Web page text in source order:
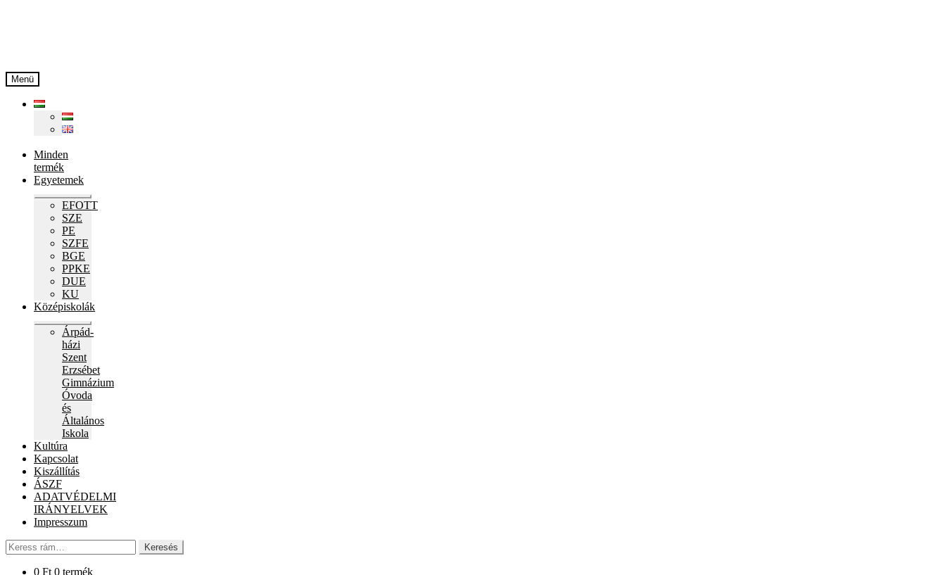
Menü
Minden
termék
Egyetemek
Expand
child
EFOTT
SZE
PE
SZFE
BGE
PPKE
DUE
KU
Középiskolák
Expand
child
Árpád-
házi
Szent
Erzsébet
Gimnázium
Óvoda
és
Általános
Iskola
Kultúra
Kapcsolat
Kiszállítás
ÁSZF
ADATVÉDELMI
IRÁNYELVEK
Impresszum
Keresés
a
következőre:
Keresés
0 Ft 0 termék